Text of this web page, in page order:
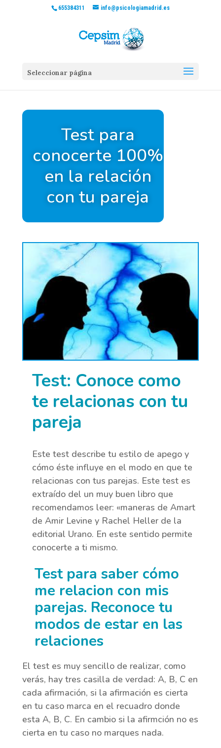
655384311 info@psicologiamadrid.es
Seleccionar página
Test para
conocerte 100%
en la relación
con tu pareja
Test: Conoce como
te relacionas con tu
pareja
Este test describe tu estilo de apego y
cómo éste influye en el modo en que te
relacionas con tus parejas. Este test es
extraído del un muy buen libro que
recomendamos leer: «maneras de Amart
de Amir Levine y Rachel Heller de la
editorial Urano. En este sentido permite
conocerte a ti mismo.
Test para saber cómo
me relacion con mis
parejas. Reconoce tu
modos de estar en las
relaciones
El test es muy sencillo de realizar, como
verás, hay tres casilla de verdad: A, B, C en
cada afirmación, si la afirmación es cierta
en tu caso marca en el recuadro donde
esta A, B, C. En cambio si la afirmción no es
cierta en tu caso no marques nada.